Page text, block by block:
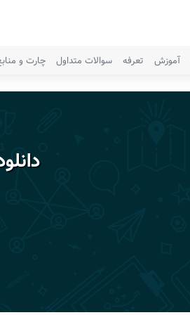
آموزش تعرفه سوالات متداول چارت و